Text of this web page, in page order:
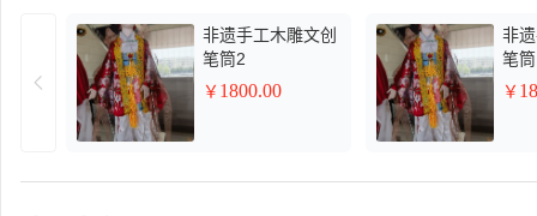
非遗手工木雕文创
笔筒2
￥ 1800.00
非
笔
￥